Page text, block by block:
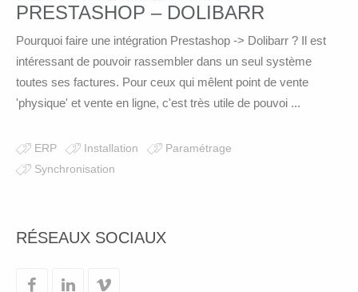
PRESTASHOP – DOLIBARR
Pourquoi faire une intégration Prestashop -> Dolibarr ? Il est
intéressant de pouvoir rassembler dans un seul système
toutes ses factures. Pour ceux qui mêlent point de vente
'physique' et vente en ligne, c'est très utile de pouvoi ...
ERP Installation
Paramétrage
Synchronisation
RÉSEAUX SOCIAUX